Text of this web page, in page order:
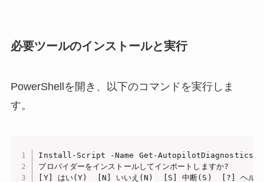
必要ツールのインストールと実行
PowerShellを開き、以下のコマンドを実行しま
す。
Install-Script -Name Get-AutopilotDiagnostics -
プロバイダーをインストールしてインポートしますか?
[Y] はい(Y)  [N] いいえ(N)  [S] 中断(S)  [?] ヘルプ